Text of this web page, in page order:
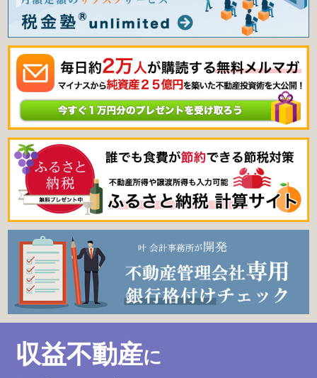
収益不動産に